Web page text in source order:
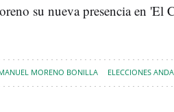
su nueva presencia en 'El
MORENO BONILLA ELECCIONES